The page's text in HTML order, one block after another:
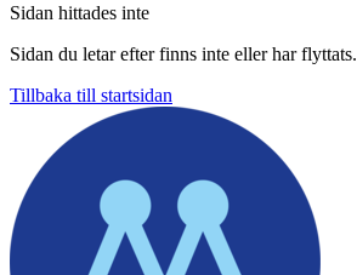
Sidan hittades inte
Sidan du letar efter finns inte eller har flyttats.
Tillbaka till startsidan